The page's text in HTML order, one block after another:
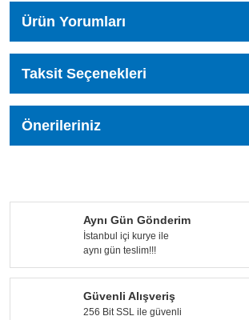
Ürün Yorumları
Taksit Seçenekleri
Önerileriniz
Aynı Gün Gönderim
İstanbul içi kurye ile
aynı gün teslim!!!
Güvenli Alışveriş
256 Bit SSL ile güvenli